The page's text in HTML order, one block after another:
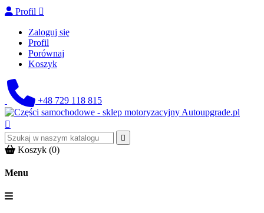
Profil 
Zaloguj się
Profil
Porównaj
Koszyk
+48 729 118 815


Koszyk (0)
Menu